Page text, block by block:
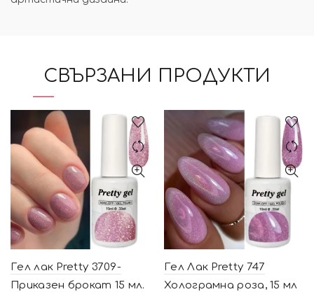
СВЪРЗАНИ ПРОДУКТИ
Гел лак Pretty 3709-
Приказен брокат 15 мл.
Гел Лак Pretty 747
Холограмна роза, 15 мл